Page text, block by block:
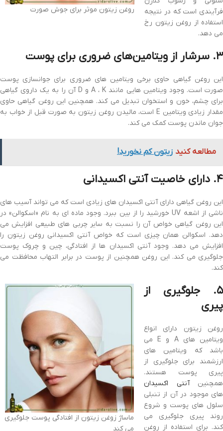
روغن زیتون موثر برای جوش صورت
فرآیندی است که در نتیجه
استفاده از روغن زیتون رخ
می دهد.
۳. سرشار از ویتامین‌های ضروری برای پوست
این روغن گیاهی حاوی برخی ویتامین های ضروری برای جوانسازی پوست
صورت است. وجود ویتامین هایی مانند A ، K و D آن را به یک داروی گیاهی
برای چشم، خون و استخوان تبدیل می کند. همچنین این روغن گیاهی حاوی
مقدار زیادی ویتامین E است، مالیدن روغن زیتون به صورت قبل از خواب به
جوان ماندن پوست کمک می کند.
مطالعه کنید زیتون کم نخورید!
۴. دارای خاصیت آنتی اکسیدانی
این روغن گیاهی دارای آنتی اکسیدان های زیادی است که می تواند آسیب های
ناشی از اشعه UV خورشید را از بین ببرد. وجود ماده ای به نام «اسکوالن» در
این روغن گیاهی خواص آن را نسبت به سایر چربی های طبیعی افزایش می
دهد. اسکوالن همان چیزی است که خواص آنتی اکسیدانی روغن زیتون را
افزایش می دهد. وجود آنتی اکسیدان ها از افتادگی، چین و چروک پوست
جلوگیری می کند. این روغن همچنین از پوست در برابر التهاب محافظت می
کند.
ماساژ زوغن زیتون از افتادگی پوست جلوگیری
می کند
۵. جلوگیری از
پیری
روغن زیتون دارای انواع
ویتامین های A و E می
باشد که ویتامین های
ارزشمند برای جلوگیری از
پیری پوست هستند.
همچنینآنتی اکسیدان
های موجود در آن از تنبلی
سلول های پوست و شروع
روند پیری جلوگیری می
کند. برای استفاده از روغن